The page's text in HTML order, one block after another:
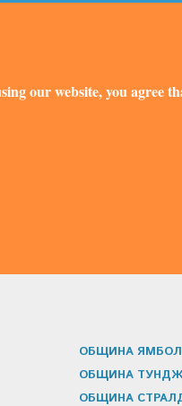
our website, you agree
ОБЩИНА ЯМБОЛ
ОБЩИНА
ОБЩИНА